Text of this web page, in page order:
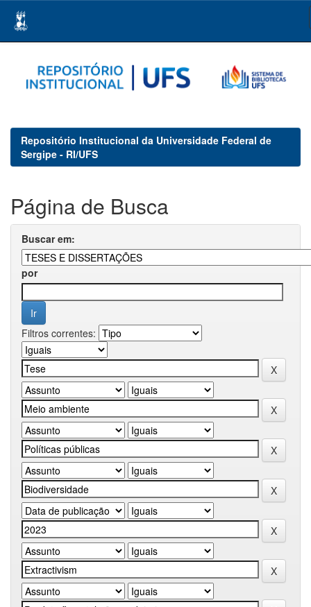
navigation
Repositório Institucional da Universidade Federal de
Sergipe - RI/UFS
Página de Busca
Buscar em:
por
Filtros correntes: